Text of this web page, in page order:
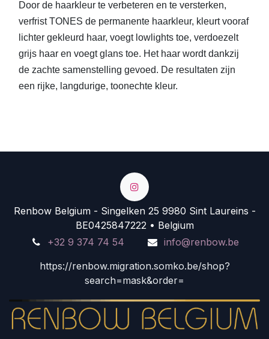
Door de haarkleur te verbeteren en te versterken,
verfrist TONES de permanente haarkleur, kleurt vooraf
lichter gekleurd haar, voegt lowlights toe, verdoezelt
grijs haar en voegt glans toe. Het haar wordt dankzij
de zachte samenstelling gevoed. De resultaten zijn
een rijke, langdurige, toonechte kleur.
Renbow Belgium - Singelken 25 9980 Sint Laureins -
BE0425847222 • Belgium
+32 9 374 74 54
info@renbow.be
https://renbow.migration.somko.be/shop?
search=mask&order=